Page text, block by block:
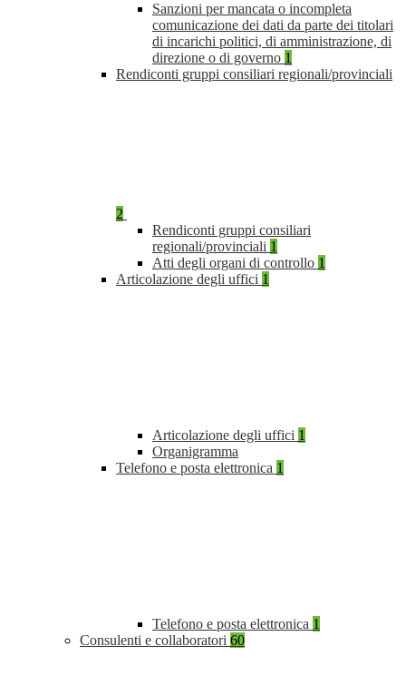
Sanzioni per mancata o incompleta
comunicazione dei dati da parte dei titolari
di incarichi politici, di amministrazione, di
direzione o di governo 1
Rendiconti gruppi consiliari regionali/provinciali
2
Rendiconti gruppi consiliari
regionali/provinciali 1
Atti degli organi di controllo 1
Articolazione degli uffici 1
Articolazione degli uffici 1
Organigramma
Telefono e posta elettronica 1
Telefono e posta elettronica 1
Consulenti e collaboratori 60